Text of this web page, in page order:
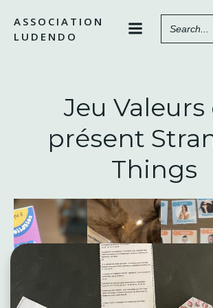
contenu
ASSOCIATION
LUDENDO
Jeu Valeurs
présent
Things